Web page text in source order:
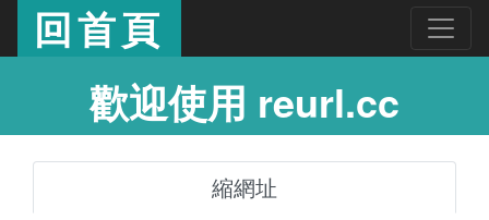
回首頁
歡迎使用 reurl.cc
縮網址